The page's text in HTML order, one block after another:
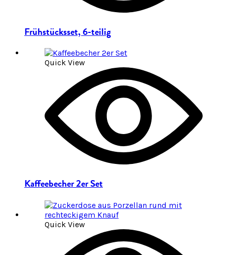
Frühstücksset, 6-teilig
Quick View
Kaffeebecher 2er Set
Quick View